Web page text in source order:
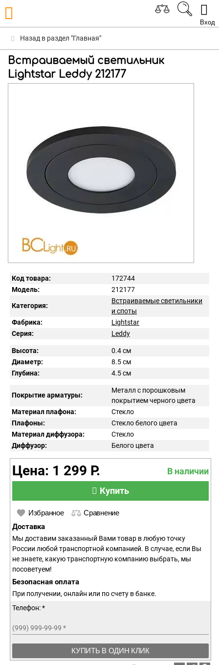
Вход
Назад в раздел "Главная"
Встраиваемый светильник
Lightstar Leddy 212177
Код товара:
172744
Модель:
212177
Категория:
Встраиваемые светильники
и споты
Фабрика:
Lightstar
Серия:
Leddy
Высота:
0.4 см
Диаметр:
8.5 см
Глубина:
4.5 см
Покрытие арматуры:
Металл с порошковым
покрытием черного цвета
Материал плафона:
Стекло
Плафоны:
Стекло белого цвета
Материал диффузора:
Стекло
Диффузор:
Белого цвета
Цена: 1 299 Р.
В наличии
Купить
Избранное Сравнение
Доставка
Мы доставим заказанный Вами товар в любую точку
России любой транспортной компанией. В случае, если Вы
не знаете, какую транспортную компанию выбрать, мы
посоветуем!
Безопасная оплата
При получении, онлайн или по счету в банке.
Телефон: *
(999) 999-99-99 *
КУПИТЬ В ОДИН КЛИК